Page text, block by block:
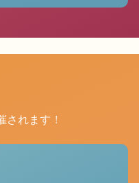
れます！